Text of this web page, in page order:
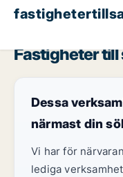
Fastigheter till
Dessa
närmast din
Vi har för
lediga